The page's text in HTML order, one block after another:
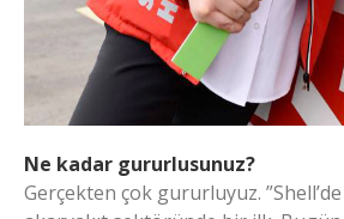
Ne kadar gururlusunuz?
Gerçekten çok gururluyuz. ”Shell’de